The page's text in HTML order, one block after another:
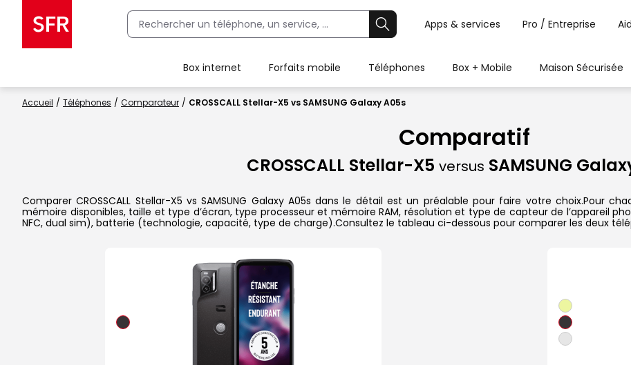
Apps & services Pro / Entreprise
Box internet Forfaits mobile Téléphones Box + Mobile Maison Sécurisée
Accueil Téléphones Comparateur CROSSCALL Stellar-X5 vs SAMSUNG Galaxy A05s
Comparatif
CROSSCALL Stellar-X5 versus SAMSUNG
Comparer CROSSCALL Stellar-X5 vs SAMSUNG Galaxy A05s dans le détail est un préalable pour faire votre choix.Pour
mémoire disponibles, taille et type d’écran, type processeur et mémoire RAM, résolution et type de capteur de l’appareil
NFC, dual sim), batterie (technologie, capacité, type de charge).Consultez le tableau ci-dessous pour comparer les deux